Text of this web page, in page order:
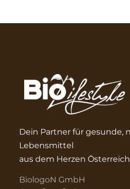
Dein Partner für gesunde,
Lebensmittel
aus dem Herzen
BiologoN GmbH